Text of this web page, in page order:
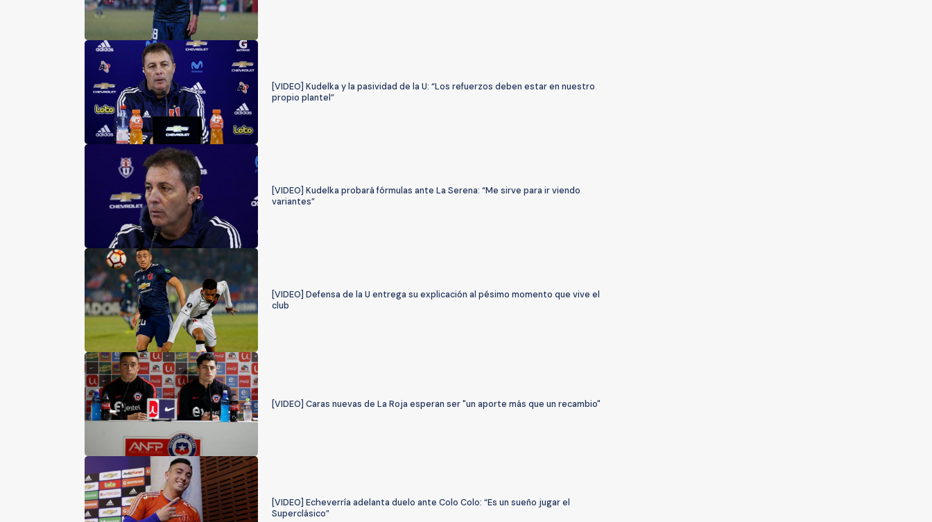
[VIDEO] Kudelka y la pasividad de la U: “Los refuerzos deben estar en nuestro
propio plantel”
[VIDEO] Kudelka probará fórmulas ante La Serena: “Me sirve para ir viendo
variantes”
[VIDEO] Defensa de la U entrega su explicación al pésimo momento que vive el
club
[VIDEO] Caras nuevas de La Roja esperan ser "un aporte más que un recambio"
[VIDEO] Echeverría adelanta duelo ante Colo Colo: “Es un sueño jugar el
Superclásico”